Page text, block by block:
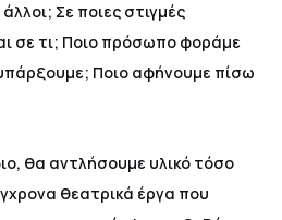
Σε ποιες στιγμές
σε τι; Ποιο πρόσωπο φοράμε
Ποιο αφήνουμε πίσω
θα αντλήσουμε υλικό τόσο
θεατρικά έργα που